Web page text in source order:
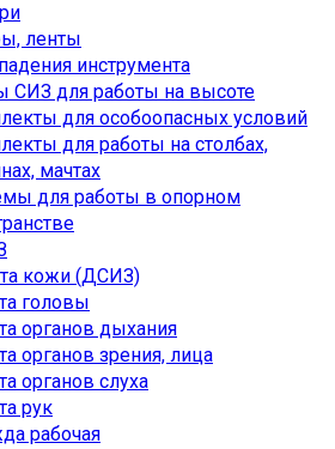
ленты
инструмента
СИЗ для работы на высоте
для особоопасных условий
для работы на столбах,
мачтах
для работы в опорном
кожи (ДСИЗ)
головы
органов дыхания
органов зрения, лица
органов слуха
рук
рабочая